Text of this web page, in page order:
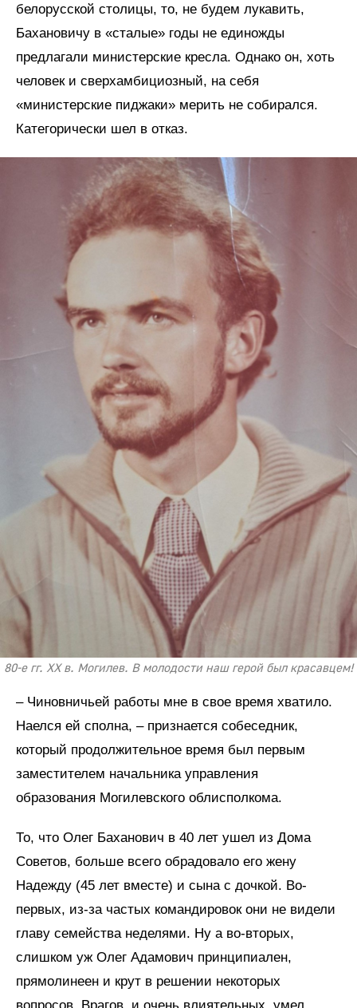
белорусской столицы, то, не будем лукавить,
Бахановичу в «сталые» годы не единожды
предлагали министерские кресла. Однако он, хоть
человек и сверхамбициозный, на себя
«министерские пиджаки» мерить не собирался.
Категорически шел в отказ.
80-е гг. XX в. Могилев. В молодости наш герой был красавцем!
– Чиновничьей работы мне в свое время хватило.
Наелся ей сполна, – признается собеседник,
который продолжительное время был первым
заместителем начальника управления
образования Могилевского облисполкома.
То, что Олег Баханович в 40 лет ушел из Дома
Советов, больше всего обрадовало его жену
Надежду (45 лет вместе) и сына с дочкой. Во-
первых, из-за частых командировок они не видели
главу семейства неделями. Ну а во-вторых,
слишком уж Олег Адамович принципиален,
прямолинеен и крут в решении некоторых